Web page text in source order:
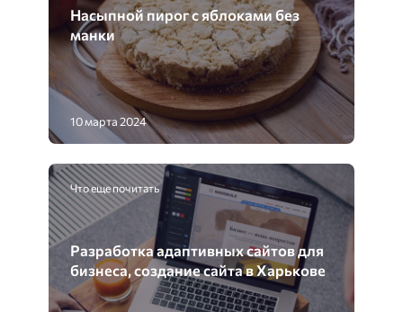
Насыпной пирог с яблоками без
манки
10 марта 2024
Что еще почитать
Разработка адаптивных сайтов для
бизнеса, создание сайта в Харькове